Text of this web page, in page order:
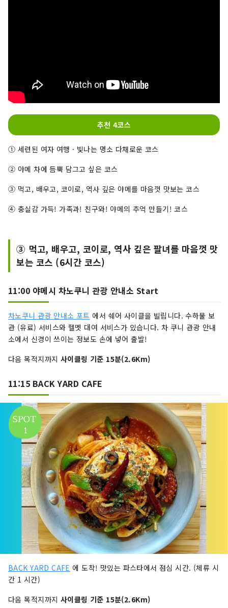
추천 4코스
① 세련된 여자 여행 · 빛나는 명소 다채로운 코스
② 야메 차에 듬뿍 담그고 싶은 코스
③ 먹고, 배우고, 코이로, 역사 깊은 야메를 마음껏 맛보는 코스
④ 충실감 가득! 가족과! 친구와! 야메의 추억 만들기! 코스
③ 먹고, 배우고, 코이로, 역사 깊은 팔녀를 마음껏 맛
보는 코스 (6시간 코스)
11:00 야메시 차노쿠니 관광 안내소 Start
차노쿠니 관광 안내소 포트 에서 쉐어 사이클을 빌립니다. 수하물 보
관 (유료) 서비스와 헬멧 대여 서비스가 있습니다. 차 쿠니 관광 안내
소에서 신경이 쓰이는 정보도 손에 넣어 출발!
다음 목적지까지 사이클링 기준 15분(2.6Km)
11:15 BACK YARD CAFE
BACK YARD CAFE 에 도착! 맛있는 파스타에서 점심 시간. (체류 시
간 1 시간)
다음 목적지까지 사이클링 기준 15분(2.6Km)